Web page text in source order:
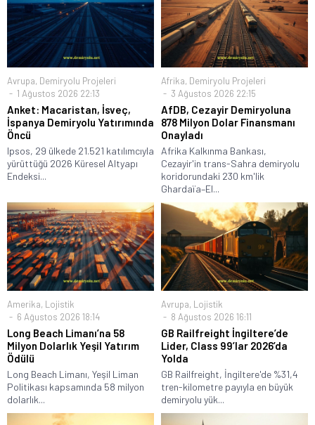
Avrupa, Demiryolu Projeleri
1 Ağustos 2026 22:13
Anket: Macaristan, İsveç,
İspanya Demiryolu Yatırımında
Öncü
Ipsos, 29 ülkede 21.521 katılımcıyla
yürüttüğü 2026 Küresel Altyapı
Endeksi...
Afrika, Demiryolu Projeleri
3 Ağustos 2026 22:15
AfDB, Cezayir Demiryoluna
878 Milyon Dolar Finansmanı
Onayladı
Afrika Kalkınma Bankası,
Cezayir'in trans-Sahra demiryolu
koridorundaki 230 km'lik
Ghardaïa–El...
Amerika, Lojistik
6 Ağustos 2026 18:14
Long Beach Limanı’na 58
Milyon Dolarlık Yeşil Yatırım
Ödülü
Long Beach Limanı, Yeşil Liman
Politikası kapsamında 58 milyon
dolarlık...
Avrupa, Lojistik
8 Ağustos 2026 16:11
GB Railfreight İngiltere’de
Lider, Class 99’lar 2026’da
Yolda
GB Railfreight, İngiltere'de %31,4
tren-kilometre payıyla en büyük
demiryolu yük...